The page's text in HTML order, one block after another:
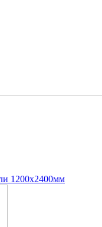
1200х2400мм